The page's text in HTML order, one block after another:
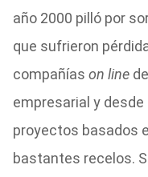
año 2000 pilló por
que sufrieron
compañías on line
empresarial y
proyectos basados
bastantes recelos.